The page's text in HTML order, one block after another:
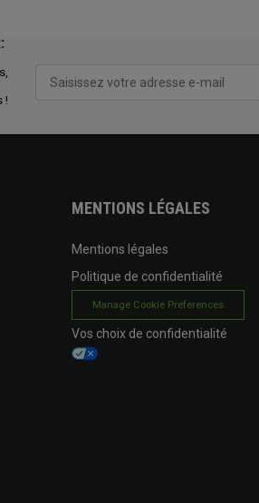
!
MENTIONS LÉGALES
Mentions légales
Politique de confidentialité
Manage Cookie Preferences
Vos choix de confidentialité